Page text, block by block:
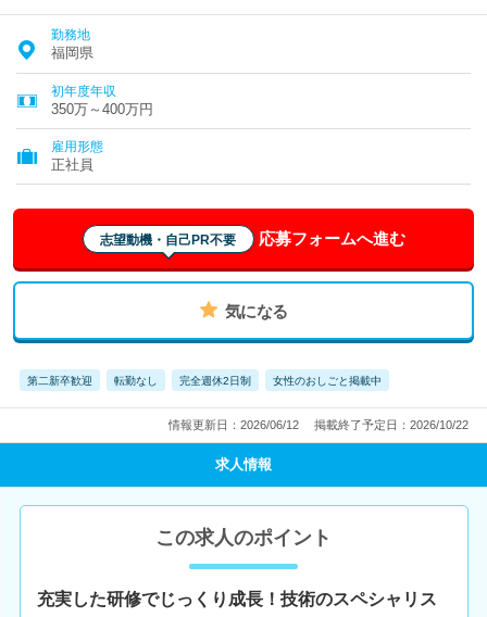
勤務地
福岡県
初年度年収
350万～400万円
雇用形態
正社員
志望動機・自己PR不要 応募フォームへ進む
気になる
第二新卒歓迎 転勤なし 完全週休2日制 女性のおしごと掲載中
情報更新日：2026/06/12 掲載終了予定日：2026/10/22
求人情報
この求人のポイント
充実した研修でじっくり成長！技術のスペシャリス